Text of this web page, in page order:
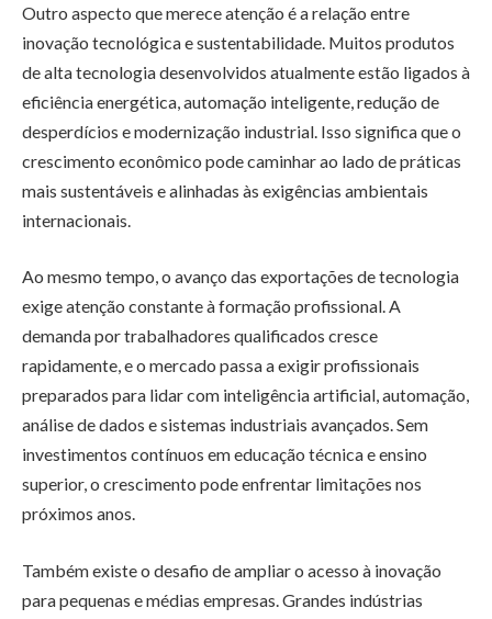
Outro aspecto que merece atenção é a relação entre
inovação tecnológica e sustentabilidade. Muitos produtos
de alta tecnologia desenvolvidos atualmente estão ligados à
eficiência energética, automação inteligente, redução de
desperdícios e modernização industrial. Isso significa que o
crescimento econômico pode caminhar ao lado de práticas
mais sustentáveis e alinhadas às exigências ambientais
internacionais.
Ao mesmo tempo, o avanço das exportações de tecnologia
exige atenção constante à formação profissional. A
demanda por trabalhadores qualificados cresce
rapidamente, e o mercado passa a exigir profissionais
preparados para lidar com inteligência artificial, automação,
análise de dados e sistemas industriais avançados. Sem
investimentos contínuos em educação técnica e ensino
superior, o crescimento pode enfrentar limitações nos
próximos anos.
Também existe o desafio de ampliar o acesso à inovação
para pequenas e médias empresas. Grandes indústrias